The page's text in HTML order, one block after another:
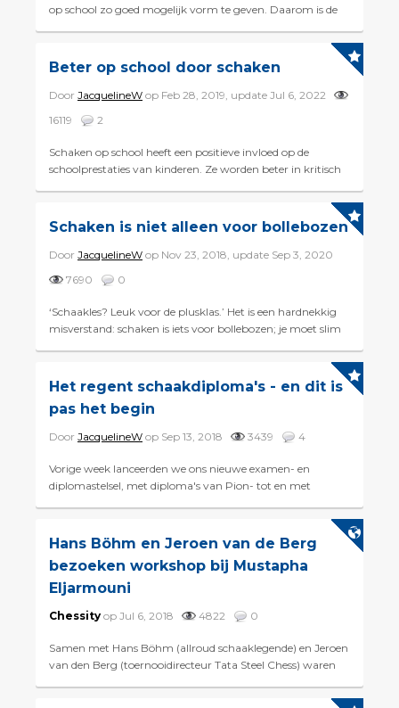
op school zo goed mogelijk vorm te geven. Daarom is de
Beter op school door schaken
Door JacquelineW op Feb 28, 2019, update Jul 6, 2022
16119
2
Schaken op school heeft een positieve invloed op de
schoolprestaties van kinderen. Ze worden beter in kritisch
Schaken is niet alleen voor bollebozen
Door JacquelineW op Nov 23, 2018, update Sep 3, 2020
7690
0
‘Schaakles? Leuk voor de plusklas.’ Het is een hardnekkig
misverstand: schaken is iets voor bollebozen; je moet slim
Het regent schaakdiploma's - en dit is
pas het begin
Door JacquelineW op Sep 13, 2018 3439 4
Vorige week lanceerden we ons nieuwe examen- en
diplomastelsel, met diploma's van Pion- tot en met
Hans Böhm en Jeroen van de Berg
bezoeken workshop bij Mustapha
Eljarmouni
Chessity op Jul 6, 2018 4822 0
Samen met Hans Böhm (allroud schaaklegende) en Jeroen
van den Berg (toernooidirecteur Tata Steel Chess) waren